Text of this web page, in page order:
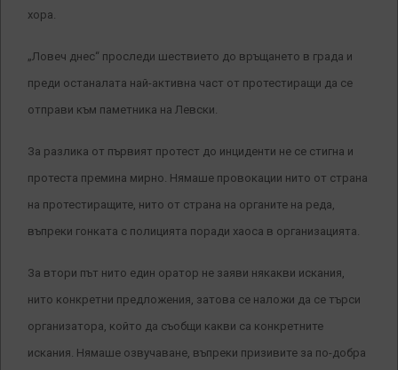
хора.
„Ловеч днес“ проследи шествието до връщането в града и
преди останалата най-активна част от протестиращи да се
отправи към паметника на Левски.
За разлика от първият протест до инциденти не се стигна и
протеста премина мирно. Нямаше провокации нито от страна
на протестиращите, нито от страна на органите на реда,
въпреки гонката с полицията поради хаоса в организацията.
За втори път нито един оратор не заяви някакви искания,
нито конкретни предложения, затова се наложи да се търси
организатора, който да съобщи какви са конкретните
искания. Нямаше озвучаване, въпреки призивите за по-добра